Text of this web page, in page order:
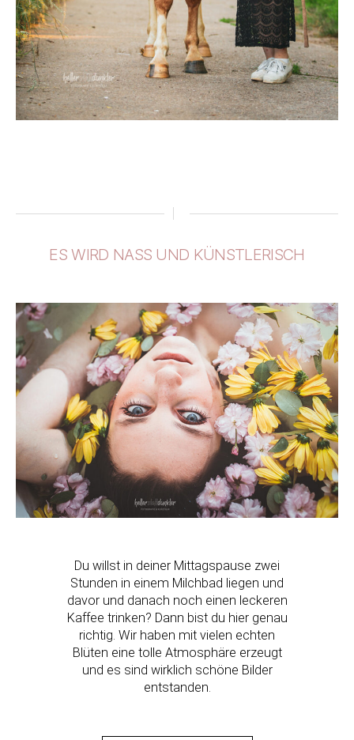
Kategorien
ES WIRD NASS UND KÜNSTLERISCH
Du willst in deiner Mittagspause zwei
Stunden in einem Milchbad liegen und
davor und danach noch einen leckeren
Kaffee trinken? Dann bist du hier genau
richtig. Wir haben mit vielen echten
Blüten eine tolle Atmosphäre erzeugt
und es sind wirklich schöne Bilder
entstanden.